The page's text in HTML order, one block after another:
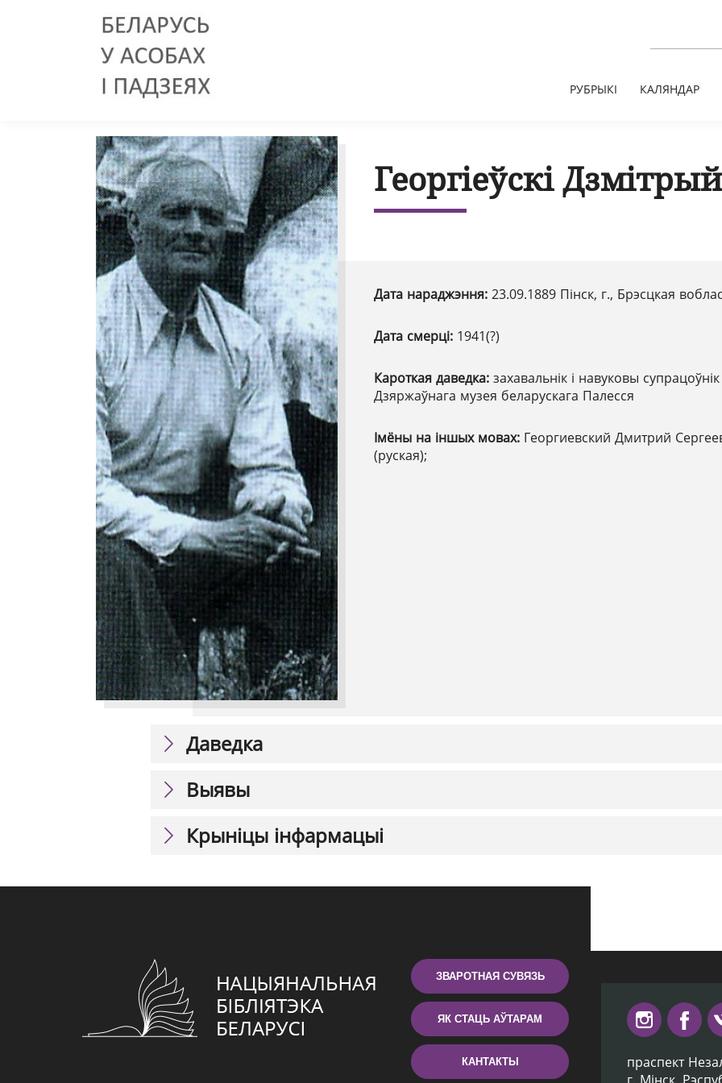
РУБРЫКІ КАЛЯНДАР
Георгіеўскі
Дата нараджэння: 23.09.1889 Пінск, г., Брэсцкая
Дата смерці: 1941(?)
Кароткая даведка: захавальнік і навуковы супрацоўнік
Дзяржаўнага музея беларускага Палесся
Імёны на іншых мовах: Георгиевский Дмитрий
(руская);
Даведка
Выявы
Крыніцы інфармацыі
ЗВАРОТНАЯ СУВЯЗЬ
ЯК СТАЦЬ АЎТАРАМ
КАНТАКТЫ
праспект